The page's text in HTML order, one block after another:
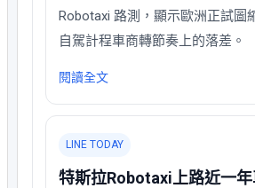
Robotaxi 路測，顯示歐洲正試圖
自駕計程車商轉節奏上的落差。
閱讀全文
LINE TODAY
特斯拉Robotaxi上路近一